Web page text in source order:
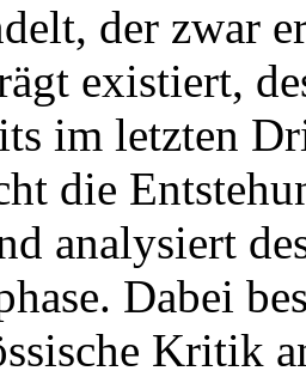
der zwar
existiert,
im letzten
die
analysiert
Dabei
Kritik